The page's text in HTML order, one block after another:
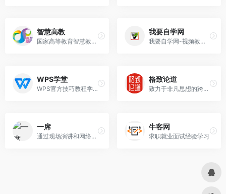
智慧高教
国家高等教育智慧教育平台，汇聚优质高等教育在线课程等资源
我要自学网
我要自学网-视频教程，自学电脑…
WPS学堂
WPS官方技巧教程学习平台
格致论道
致力于非凡思想的跨界交流，提倡以“格物致知”的精神探讨科技、教育、生活、未来的发展，每月举办一期演讲活动，邀请来自科技、教育、文化、艺术等诸多领域嘉宾分享思想和观点。
一席
通过现场演讲和网络视频等方式，分享知识、信息和观点的传播平台。
牛客网
求职就业面试经验学习